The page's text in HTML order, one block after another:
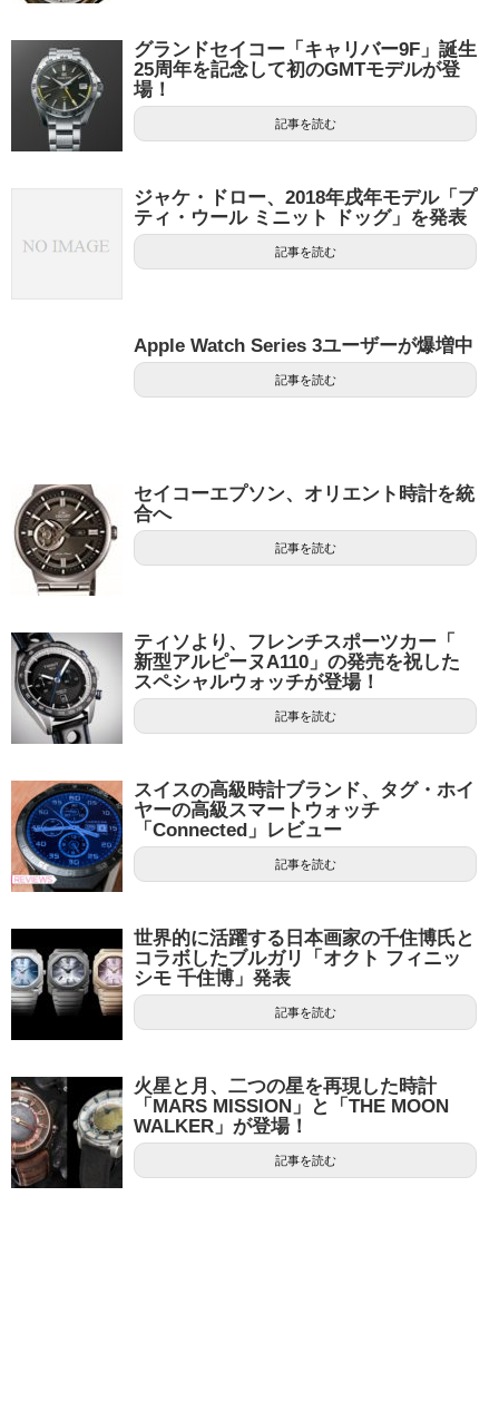
グランドセイコー「キャリバー9F」誕生
25周年を記念して初のGMTモデルが登
場！
記事を読む
ジャケ・ドロー、2018年戌年モデル「プ
ティ・ウール ミニット ドッグ」を発表
記事を読む
Apple Watch Series 3ユーザーが爆増中
記事を読む
セイコーエプソン、オリエント時計を統
合へ
記事を読む
ティソより、フレンチスポーツカー「
新型アルピーヌA110」の発売を祝した
スペシャルウォッチが登場！
記事を読む
スイスの高級時計ブランド、タグ・ホイ
ヤーの高級スマートウォッチ
「Connected」レビュー
記事を読む
世界的に活躍する日本画家の千住博氏と
コラボしたブルガリ「オクト フィニッ
シモ 千住博」発表
記事を読む
火星と月、二つの星を再現した時計
「MARS MISSION」と「THE MOON
WALKER」が登場！
記事を読む